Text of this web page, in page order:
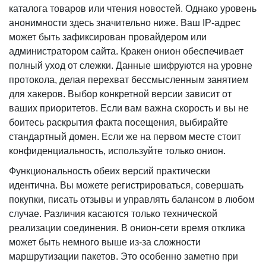
каталога товаров или чтения новостей. Однако уровень
анонимности здесь значительно ниже. Ваш IP-адрес
может быть зафиксирован провайдером или
администратором сайта. Кракен онион обеспечивает
полный уход от слежки. Данные шифруются на уровне
протокола, делая перехват бессмысленным занятием
для хакеров. Выбор конкретной версии зависит от
ваших приоритетов. Если вам важна скорость и вы не
боитесь раскрытия факта посещения, выбирайте
стандартный домен. Если же на первом месте стоит
конфиденциальность, используйте только онион.
Функциональность обеих версий практически
идентична. Вы можете регистрироваться, совершать
покупки, писать отзывы и управлять балансом в любом
случае. Различия касаются только технической
реализации соединения. В онион-сети время отклика
может быть немного выше из-за сложности
маршрутизации пакетов. Это особенно заметно при